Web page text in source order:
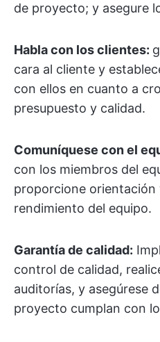
de proyecto; y asegure
Habla con los clientes:
cara al cliente y
con ellos en cuanto a
presupuesto y calidad.
Comuníquese con el
con los miembros del
proporcione orientación
rendimiento del equipo.
Garantía de calidad:
control de calidad,
auditorías, y asegúrese
proyecto cumplan con